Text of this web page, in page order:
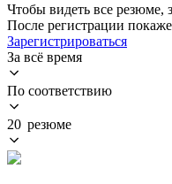
Чтобы видеть все резюме,
После регистрации
Зарегистрироваться
За всё время
По соответствию
20 резюме